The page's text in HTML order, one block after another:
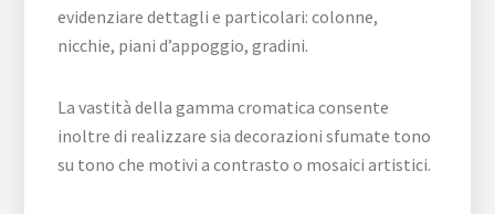
evidenziare dettagli e particolari: colonne,
nicchie, piani d’appoggio, gradini.
La vastità della gamma cromatica consente
inoltre di realizzare sia decorazioni sfumate tono
su tono che motivi a contrasto o mosaici artistici.